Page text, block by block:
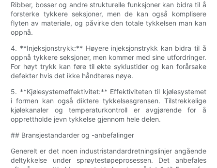
Ribber, bosser og andre strukturelle funksjoner kan bidra til å
forsterke tykkere seksjoner, men de kan også komplisere
flyten av materiale, og påvirke den totale tykkelsen man kan
oppnå.
4. **Injeksjonstrykk:** Høyere injeksjonstrykk kan bidra til å
oppnå tykkere seksjoner, men kommer med sine utfordringer.
For høyt trykk kan føre til økte syklustider og kan forårsake
defekter hvis det ikke håndteres nøye.
5. **Kjølesystemeffektivitet:** Effektiviteten til kjølesystemet
i formen kan også diktere tykkelsesgrensen. Tilstrekkelige
kjølekanaler og temperaturkontroll er avgjørende for å
opprettholde jevn tykkelse gjennom hele delen.
## Bransjestandarder og -anbefalinger
Generelt er det noen industristandardretningslinjer angående
deltykkelse under sprøytestøpeprosessen. Det anbefales